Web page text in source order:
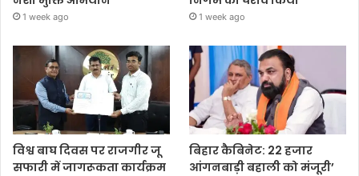
1 week ago 1 week ago
विश्व बाघ दिवस पर राजगीर जू
सफारी में जागरूकता कार्यक्रम
बिहार कैबिनेट: 22 हजार
आंगनबाड़ी बहाली को मंजूरी’